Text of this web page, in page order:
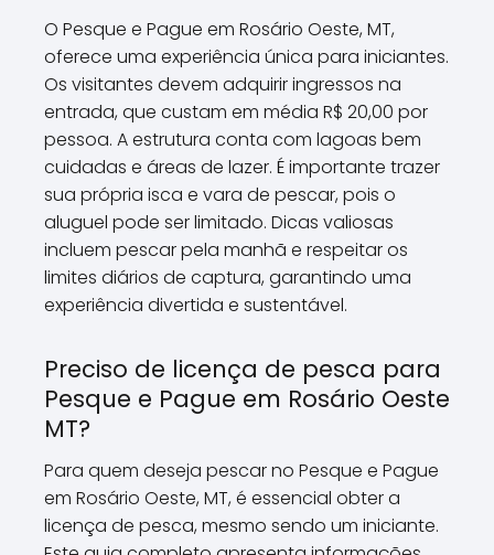
O Pesque e Pague em Rosário Oeste, MT,
oferece uma experiência única para iniciantes.
Os visitantes devem adquirir ingressos na
entrada, que custam em média R$ 20,00 por
pessoa. A estrutura conta com lagoas bem
cuidadas e áreas de lazer. É importante trazer
sua própria isca e vara de pescar, pois o
aluguel pode ser limitado. Dicas valiosas
incluem pescar pela manhã e respeitar os
limites diários de captura, garantindo uma
experiência divertida e sustentável.
Preciso de licença de pesca para
Pesque e Pague em Rosário Oeste
MT?
Para quem deseja pescar no Pesque e Pague
em Rosário Oeste, MT, é essencial obter a
licença de pesca, mesmo sendo um iniciante.